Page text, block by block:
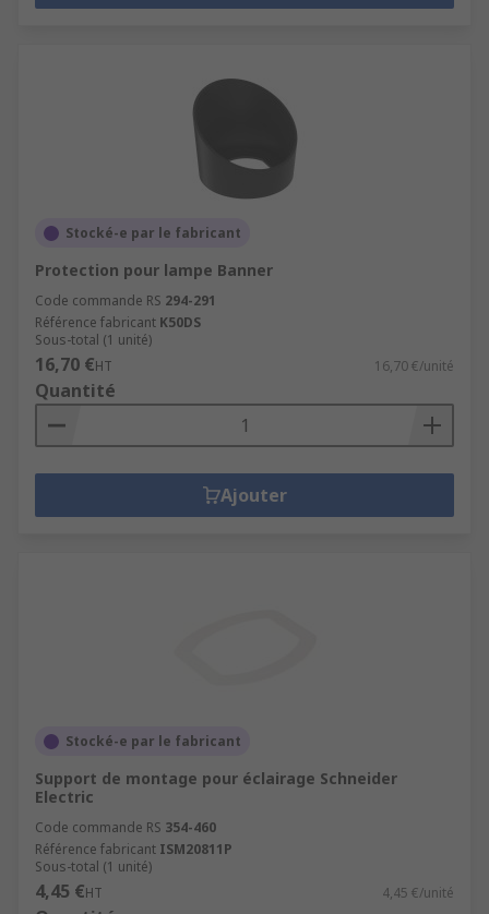
Stocké-e par le fabricant
Protection pour lampe Banner
Code commande RS 294-291
Référence fabricant K50DS
Sous-total (1 unité)
16,70 €HT 16,70 €/unité
Quantité
Ajouter
Stocké-e par le fabricant
Support de montage pour éclairage Schneider
Electric
Code commande RS 354-460
Référence fabricant ISM20811P
Sous-total (1 unité)
4,45 €HT 4,45 €/unité